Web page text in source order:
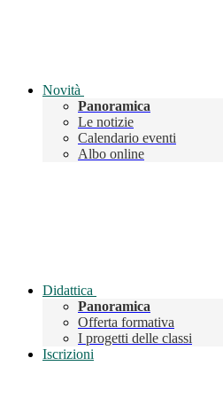
Novità
Panoramica
Le notizie
Calendario eventi
Albo online
Didattica
Panoramica
Offerta formativa
I progetti delle classi
Iscrizioni